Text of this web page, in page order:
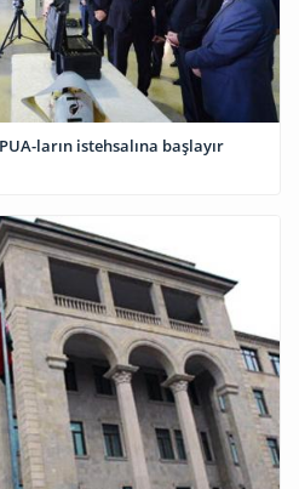
ların istehsalına başlayır